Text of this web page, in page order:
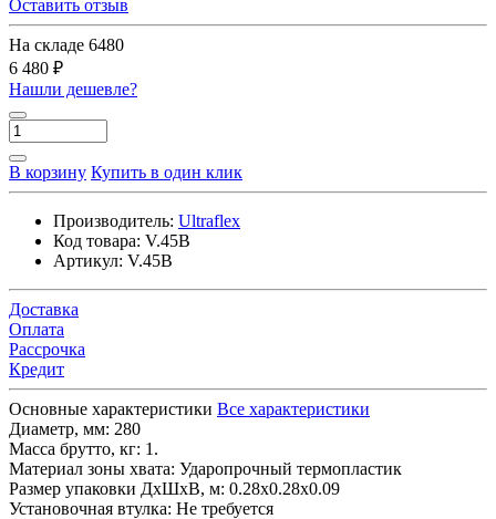
Оставить отзыв
На складе 6480
6 480 ₽
Нашли дешевле?
В корзину Купить в один клик
Производитель: Ultraflex
Код товара: V.45B
Артикул: V.45B
Доставка
Оплата
Рассрочка
Кредит
Основные характеристики Все характеристики
Диаметр, мм: 280
Масса брутто, кг: 1.
Материал зоны хвата: Ударопрочный термопластик
Размер упаковки ДхШхВ, м: 0.28x0.28x0.09
Установочная втулка: Не требуется